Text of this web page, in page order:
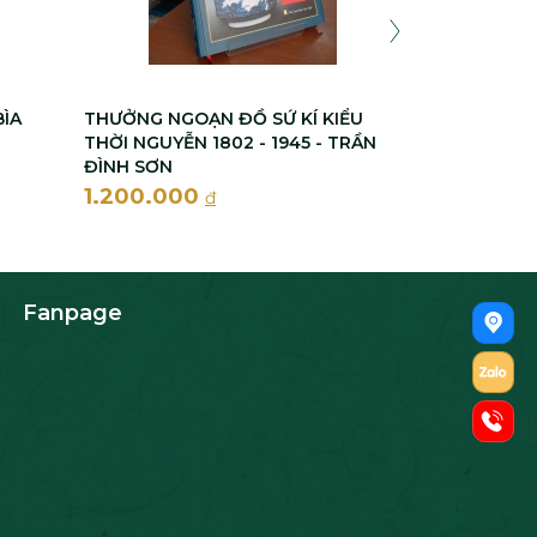
THƯỞNG NGOẠN ĐỒ SỨ KÍ KIỂU
THỜI NGUYỄN 1802 - 1945 - TRẦN
ĐÌNH SƠN
1.200.000 đ
Fanpage